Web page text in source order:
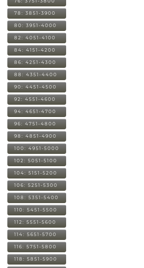
78: 3851-3900
80: 3951-4000
82: 4051-4100
84: 4151-4200
86: 4251-4300
88: 4351-4400
90: 4451-4500
92: 4551-4600
94: 4651-4700
96: 4751-4800
98: 4851-4900
100: 4951-5000
102: 5051-5100
104: 5151-5200
106: 5251-5300
108: 5351-5400
110: 5451-5500
112: 5551-5600
114: 5651-5700
116: 5751-5800
118: 5851-5900